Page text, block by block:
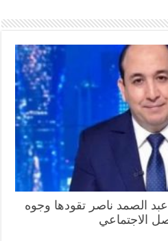
الصمد ناصر تقودها وجوه
الاجتماعي